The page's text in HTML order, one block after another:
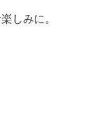
しみに。